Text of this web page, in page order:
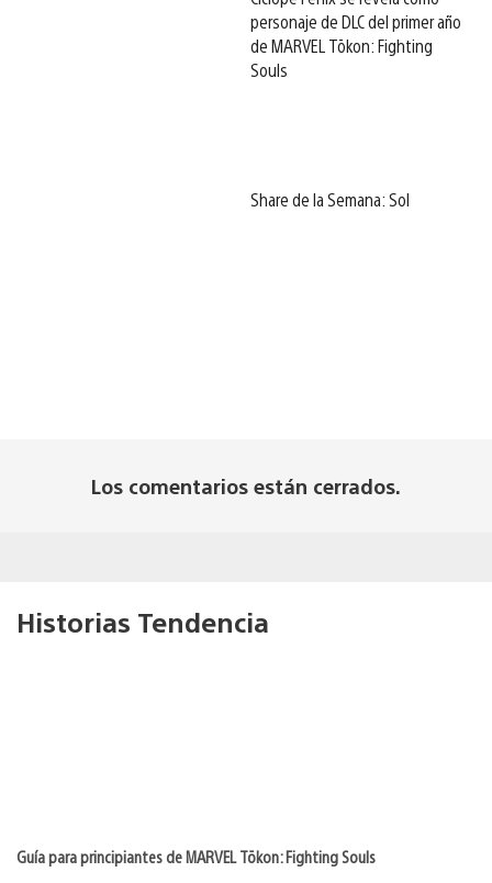
personaje de DLC del primer año
de MARVEL Tōkon: Fighting
Souls
Share de la Semana: Sol
Los comentarios están cerrados.
Historias Tendencia
Guía para principiantes de MARVEL Tōkon: Fighting Souls